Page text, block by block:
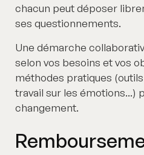
chacun peut déposer
ses questionnements.
Une démarche
selon vos besoins et vos
méthodes pratiques
travail sur les émotions...)
changement.